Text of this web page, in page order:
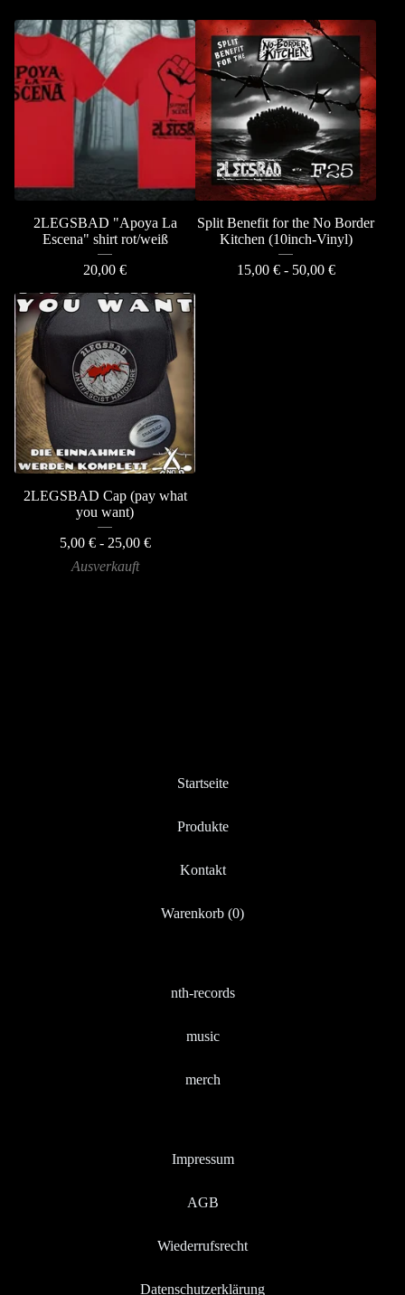
2LEGSBAD "Apoya La
Escena" shirt rot/weiß
20,00 €
Split Benefit for the No Border
Kitchen (10inch-Vinyl)
15,00 €- 50,00 €
2LEGSBAD Cap (pay what
you want)
5,00 €- 25,00 €
Ausverkauft
Startseite
Produkte
Kontakt
Warenkorb (0)
nth-records
music
merch
Impressum
AGB
Wiederrufsrecht
Datenschutzerklärung